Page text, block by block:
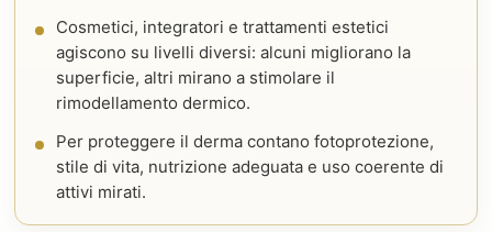
Cosmetici, integratori e trattamenti estetici
agiscono su livelli diversi: alcuni migliorano la
superficie, altri mirano a stimolare il
rimodellamento dermico.
Per proteggere il derma contano fotoprotezione,
stile di vita, nutrizione adeguata e uso coerente di
attivi mirati.